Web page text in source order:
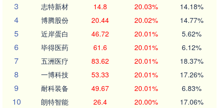
3 志特新材 14.8 20.03% 14.18%
4 博腾股份 20.44 20.02% 14.77%
5 近岸蛋白 46.72 20.01% 5.62%
6 毕得医药 61.6 20.01% 6.12%
7 五洲医疗 83.62 20.01% 18.37%
8 一博科技 53.33 20.01% 17.26%
9 耐科装备 49.67 20.01% 6.83%
10 朗特智能 26.4 20.00% 17.06%